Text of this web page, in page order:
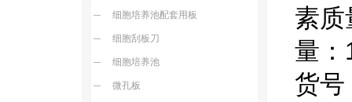
细胞培养池配套用板
细胞刮板刀
细胞培养池
微孔板
素
量：
货号